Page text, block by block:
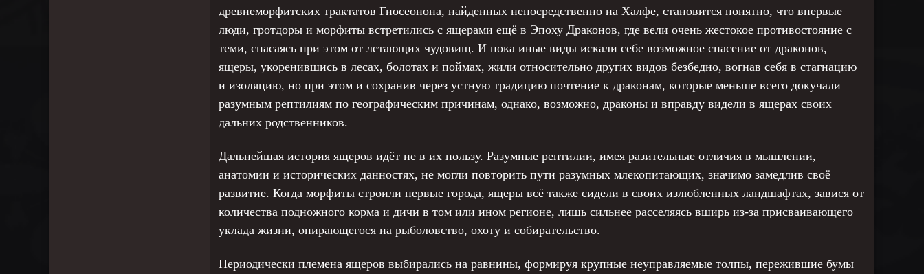
древнеморфитских трактатов Гносеонона, найденных непосредственно на Халфе, становится понятно, что впервые
люди, гротдоры и морфиты встретились с ящерами ещё в Эпоху Драконов, где вели очень жестокое противостояние с
теми, спасаясь при этом от летающих чудовищ. И пока иные виды искали себе возможное спасение от драконов,
ящеры, укоренившись в лесах, болотах и поймах, жили относительно других видов безбедно, вогнав себя в стагнацию
и изоляцию, но при этом и сохранив через устную традицию почтение к драконам, которые меньше всего докучали
разумным рептилиям по географическим причинам, однако, возможно, драконы и вправду видели в ящерах своих
дальних родственников.
Дальнейшая история ящеров идёт не в их пользу. Разумные рептилии, имея разительные отличия в мышлении,
анатомии и исторических данностях, не могли повторить пути разумных млекопитающих, значимо замедлив своё
развитие. Когда морфиты строили первые города, ящеры всё также сидели в своих излюбленных ландшафтах, завися от
количества подножного корма и дичи в том или ином регионе, лишь сильнее расселяясь вширь из-за присваивающего
уклада жизни, опирающегося на рыболовство, охоту и собирательство.
Периодически племена ящеров выбирались на равнины, формируя крупные неуправляемые толпы, пережившие бумы